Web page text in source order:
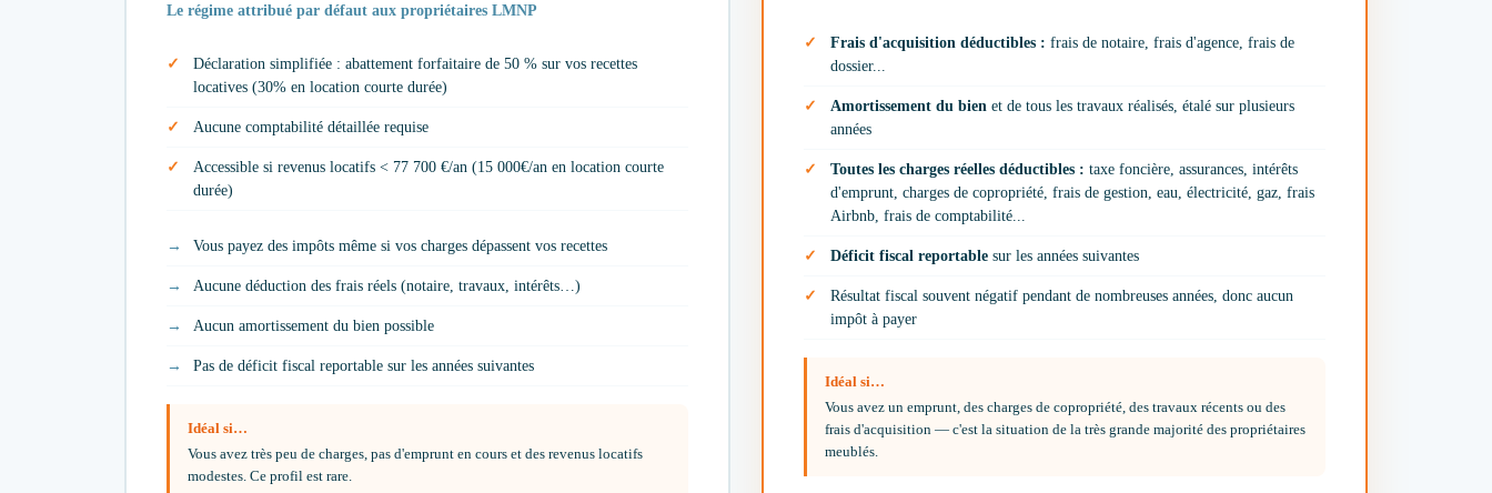
Le régime attribué par défaut aux propriétaires LMNP
Déclaration simplifiée : abattement forfaitaire de 50 % sur vos recettes
locatives (30% en location courte durée)
Aucune comptabilité détaillée requise
Accessible si revenus locatifs < 77 700 €/an (15 000€/an en location courte
durée)
Vous payez des impôts même si vos charges dépassent vos recettes
Aucune déduction des frais réels (notaire, travaux, intérêts…)
Aucun amortissement du bien possible
Pas de déficit fiscal reportable sur les années suivantes
Idéal si…
Vous avez très peu de charges, pas d'emprunt en cours et des revenus locatifs
modestes. Ce profil est rare.
Frais d'acquisition déductibles : frais de notaire, frais d'agence, frais de
dossier...
Amortissement du bien et de tous les travaux réalisés, étalé sur plusieurs
années
Toutes les charges réelles déductibles : taxe foncière, assurances, intérêts
d'emprunt, charges de copropriété, frais de gestion, eau, électricité, gaz, frais
Airbnb, frais de comptabilité...
Déficit fiscal reportable sur les années suivantes
Résultat fiscal souvent négatif pendant de nombreuses années, donc aucun
impôt à payer
Idéal si…
Vous avez un emprunt, des charges de copropriété, des travaux récents ou des
frais d'acquisition — c'est la situation de la très grande majorité des propriétaires
meublés.